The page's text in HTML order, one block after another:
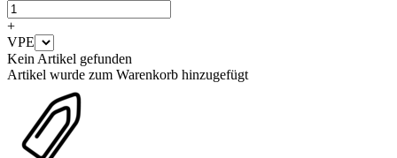
+
VPE
Kein Artikel gefunden
Artikel wurde zum Warenkorb hinzugefügt